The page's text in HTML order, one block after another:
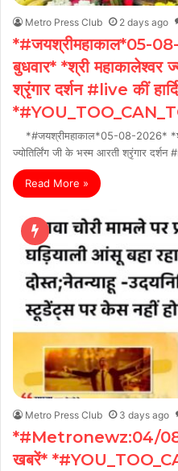
Metro Press Club 2 days ago
*#जयश्रीमहाकाल*05-
बुधवार* *श्री महाकालेश्वर
श्रृंगार दर्शन #live कीं
*#जयश्रीमहाकाल*05-08-2026*
ज्योतिर्लिंग जी के भस्म आरती श्रृंगार दर्शन
Read More »
Metro Press Club 3 days ago
*#Metronewz:04/08/
खबरें*